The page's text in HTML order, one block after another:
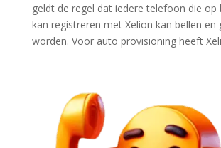
geldt de regel dat iedere telefoon die op
kan registreren met Xelion kan bellen en
worden. Voor auto provisioning heeft